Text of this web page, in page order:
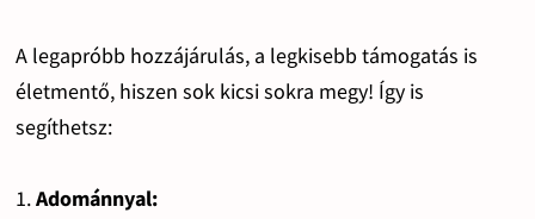
A legapróbb hozzájárulás, a legkisebb támogatás is
életmentő, hiszen sok kicsi sokra megy! Így is
segíthetsz:
1.Adománnyal: